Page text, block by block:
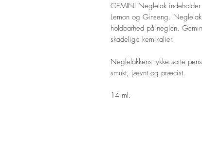
GEMINI Neglelak
Lemon og Ginseng.
holdbarhed på neglen.
skadelige kemikalier.
Neglelakkens tykke sorte
smukt, jævnt og præcist.
14 ml.